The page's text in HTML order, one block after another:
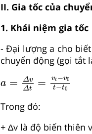
II. Gia tốc của
1. Khái niệm gia tốc
- Đại lượng a cho
chuyển động (gọi tắt
a = Δv
Δt = vt −v0
t−t0
Δt −v0t
Trong đó:
+ ∆v là độ biến thiên